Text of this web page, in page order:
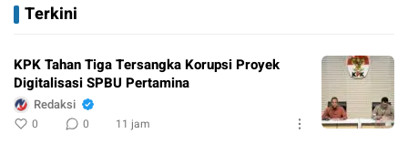
Terkini
KPK Tahan Tiga Tersangka Korupsi Proyek
Digitalisasi SPBU Pertamina
Redaksi
0 0 11 jam